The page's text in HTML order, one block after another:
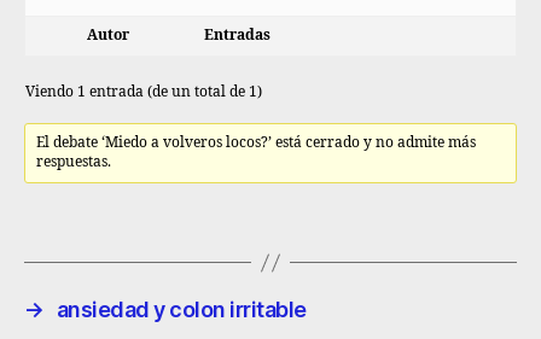
Autor Entradas
Viendo 1 entrada (de un total de 1)
El debate ‘Miedo a volveros locos?’ está cerrado y no admite más
respuestas.
→ ansiedad y colon irritable